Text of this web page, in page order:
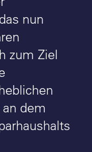
nun
zum Ziel
dem